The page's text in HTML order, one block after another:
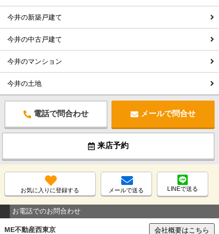
今井の新築戸建て
今井の中古戸建て
今井のマンション
今井の土地
電話で問合わせ メールで問合せ
来店予約
お気に入りに登録する メールで送る LINEで送る
お電話でのお問合わせ
ME不動産西東京 会社概要はこちら